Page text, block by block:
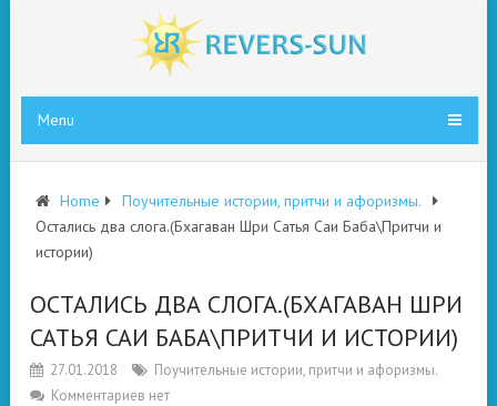
Menu
Home
Поучительные истории, притчи и афоризмы.
Остались два слога.(Бхагаван Шри Сатья Саи Баба\Притчи и
истории)
ОСТАЛИСЬ ДВА СЛОГА.(БХАГАВАН ШРИ
САТЬЯ САИ БАБА\ПРИТЧИ И ИСТОРИИ)
27.01.2018
Поучительные истории, притчи и афоризмы.
Комментариев нет